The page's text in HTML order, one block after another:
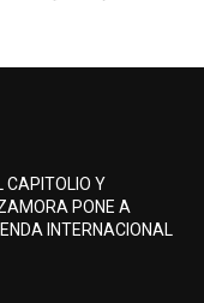
CAPITOLIO Y
PONE A
INTERNACIONAL